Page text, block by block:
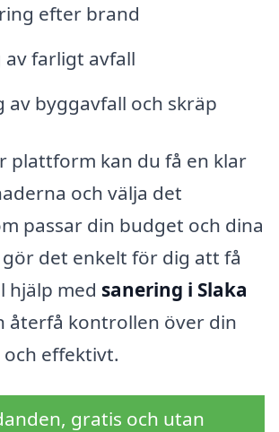
efter brand
av farligt avfall
av byggavfall och skräp
plattform kan du få en klar
och välja det
passar din budget och dina
gör det enkelt för dig att få
hjälp med sanering i Slaka
återfå kontrollen över din
effektivt.
gratis och utan